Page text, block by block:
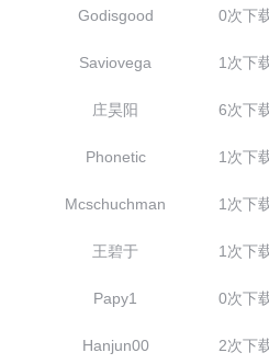
Godisgood 0次下
Saviovega 1次下
庄昊阳 6次下
Phonetic 1次下
Mcschuchman 1次下
王碧于 1次下
Papy1 0次下
Hanjun00 2次下